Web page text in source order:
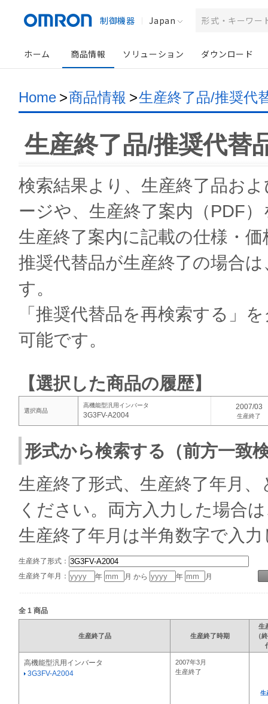
制御機器 Japan
ホーム 商品情報 ソリューション ダウンロード
Home >商品情報 >生産終了品/推奨代
生産終了品/推奨代替
検索結果より、生産終了品お
ージや、生産終了案内（PDF
生産終了案内に記載の仕様・
推奨代替品が生産終了の場合
す。
「推奨代替品を再検索する」
可能です。
【選択した商品の履歴】
選択商品
高機能型汎用インバータ
3G3FV-A2004
2007/03
生産終了
形式から検索する（前方一致
生産終了形式、生産終了年月
ください。両方入力した場合
生産終了年月は半角数字で入
生産終了形式：
生産終了年月：
年 月 から 年 月
全 1 商品
生産終了品 生産終了時期
生
（
高機能型汎用インバータ
3G3FV-A2004
2007年3月
生産終了
生